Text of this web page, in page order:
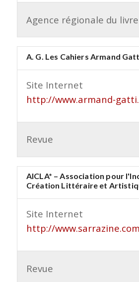
Agence régionale du livre
A. G. Les Cahiers Armand
Site Internet
http://www.armand-
Revue
AICLA* – Association pour
Création Littéraire et
Site Internet
http://
Revue